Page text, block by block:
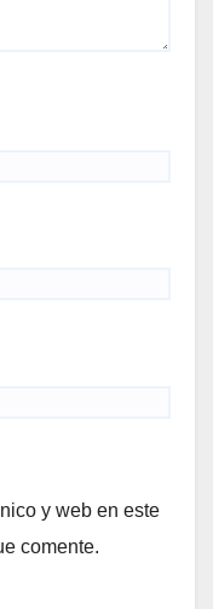
y web en este
comente.